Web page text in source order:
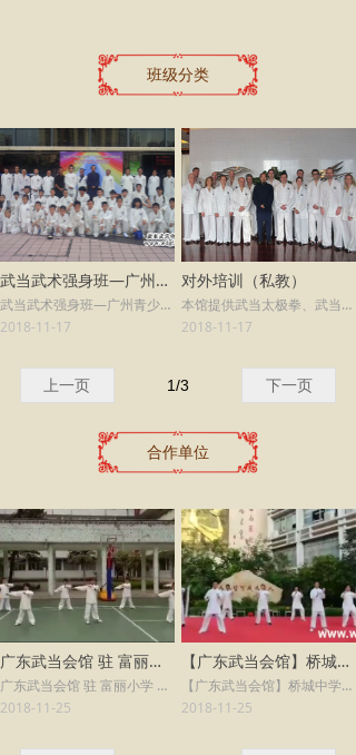
班级分类
武当武术强身班—广州青少年武当武术班培训
武当武术强身班—广州青少年武当武术班培训
2018-11-17
对外培训（私教）
本馆提供武当太极拳、武当武术、道家养生功法的外派教练团体培训服务(限本馆周边半径15公里以内)，使学员可脚不出门就可以学到正宗传统的武当功夫，欢迎各大单位联系合作。
2018-11-17
上一页 下一页
1/3
合作单位
广东武当会馆 驻 富丽小学 初现风采
广东武当会馆 驻 富丽小学 初现风采
2018-11-25
【广东武当会馆】桥城中学太极社-学习成果展
【广东武当会馆】桥城中学太极社-学习成果展
2018-11-25